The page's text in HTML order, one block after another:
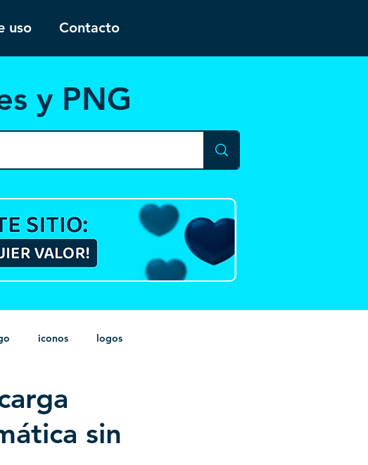
uso Contacto
y PNG
iconos logos
heráldica
sin